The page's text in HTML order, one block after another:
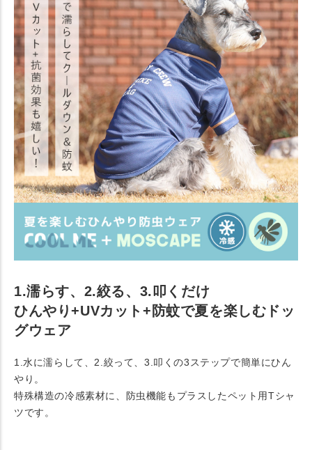
1.濡らす、2.絞る、3.叩くだけ
ひんやり+UVカット+防蚊で夏を楽しむドッ
グウェア
1.水に濡らして、2.絞って、3.叩くの3ステップで簡単にひん
やり。
特殊構造の冷感素材に、防虫機能もプラスしたペット用Tシャ
ツです。